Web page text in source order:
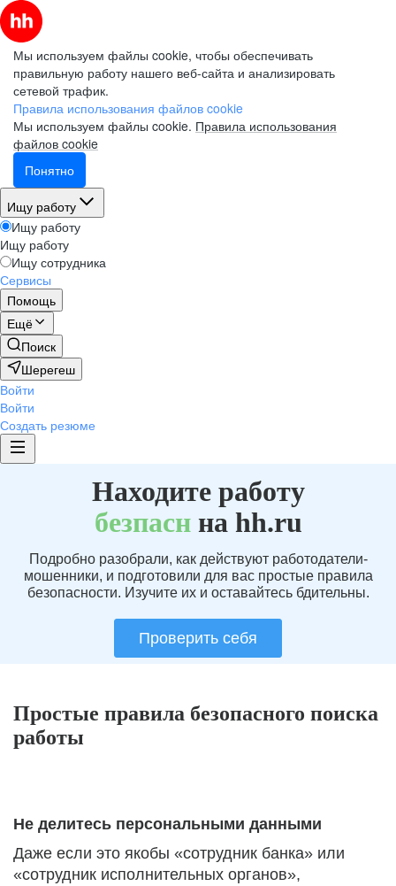
Мы используем файлы cookie, чтобы обеспечивать
правильную работу нашего веб-сайта и анализировать
сетевой трафик.
Правила использования файлов cookie
Мы используем файлы cookie. Правила использования
файлов cookie
Понятно
Ищу работу
Ищу работу
Ищу работу
Ищу сотрудника
Сервисы
Помощь
Ещё
Поиск
Шерегеш
Войти
Войти
Создать резюме
Находите работу
безпаснна hh.ru
Подробно разобрали, как действуют работодатели-
мошенники, и подготовили для вас простые правила
безопасности. Изучите их и оставайтесь бдительны.
Проверить себя
Простые правила безопасного поиска
работы
Не делитесь персональными данными
Даже если это якобы «сотрудник банка» или
«сотрудник исполнительных органов»,